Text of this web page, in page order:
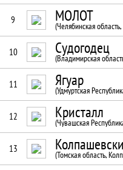
9 МОЛОТ
(Челябинская область,
10 Судогодец
(Владимирская
11 Ягуар
(Удмуртская
12 Кристалл
13
(Томская область,